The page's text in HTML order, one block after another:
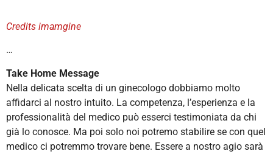
Credits imamgine
…
Take Home Message
Nella delicata scelta di un ginecologo dobbiamo molto
affidarci al nostro intuito. La competenza, l’esperienza e la
professionalità del medico può esserci testimoniata da chi
già lo conosce. Ma poi solo noi potremo stabilire se con quel
medico ci potremmo trovare bene. Essere a nostro agio sarà